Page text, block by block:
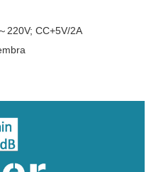
220V; CC+5V/2A